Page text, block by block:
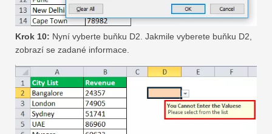
Krok 10: Nyní vyberte buňku D2. Jakmile vyberete buňku D2,
zobrazí se zadané informace.